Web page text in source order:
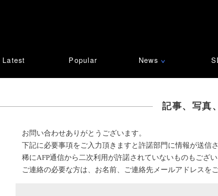
Latest Popular News ∨
記事、写真
お問い合わせありがとうございます。
下記に必要事項をご入力頂きますと許諾部門に情報が送信
稀にAFP通信から二次利用が許諾されていないものもござ
ご連絡の必要な方は、お名前、ご連絡先メールアドレスを